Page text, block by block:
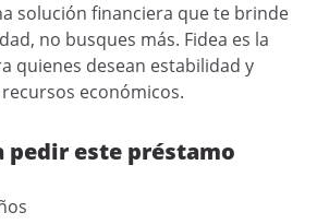
solución financiera que te brinde
no busques más. Fidea es la
quienes desean estabilidad y
económicos.
pedir este préstamo